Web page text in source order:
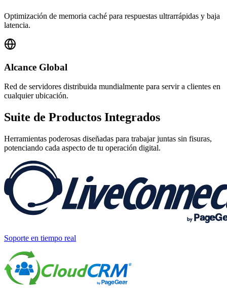
Optimización de memoria caché para respuestas ultrarrápidas y baja
latencia.
Alcance Global
Red de servidores distribuida mundialmente para servir a clientes en
cualquier ubicación.
Suite de Productos Integrados
Herramientas poderosas diseñadas para trabajar juntas sin fisuras,
potenciando cada aspecto de tu operación digital.
Soporte en tiempo real